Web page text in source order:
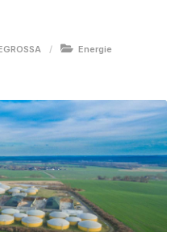
Energie